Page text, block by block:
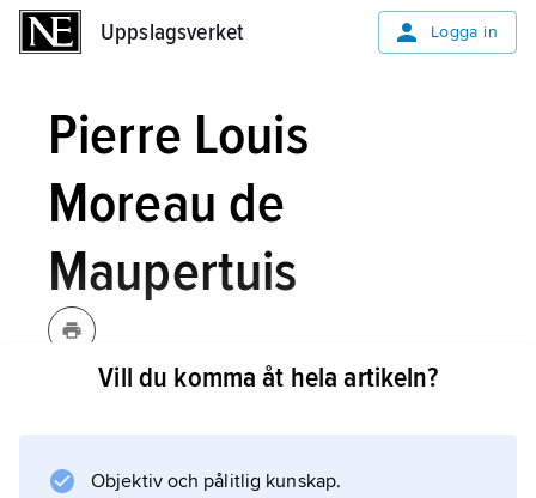
Uppslagsverket Logga in
Pierre Louis
Moreau de
Maupertuis
Maupertuis [mopɛrtɥiʹ],Pierre Louis
naturforskare.
Vill du komma åt hela artikeln?
Objektiv och pålitlig kunskap.